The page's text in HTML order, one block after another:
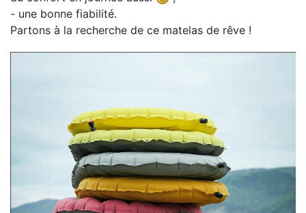
- une bonne fiabilité.
Partons à la recherche de ce matelas de rêve !